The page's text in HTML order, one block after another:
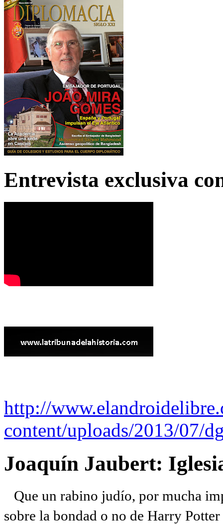
Entrevista exclusiva
http://
content/uploads/2013/07/
Joaquín Jaubert:
Que un rabino judío, por mucha
sobre la bondad o no de Harry